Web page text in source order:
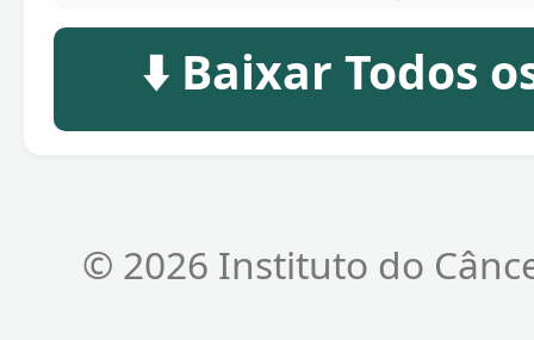
⬇️ Baixar Todos
© 2026 Instituto do